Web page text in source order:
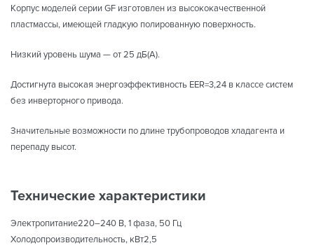
Корпус моделей серии GF изготовлен из высококачественной
пластмассы, имеющей гладкую полированную поверхность.
Низкий уровень шума — от 25 дБ(А).
Достигнута высокая энергоэффективность EER=3,24 в классе систем
без инверторного привода.
Значительные возможности по длине трубопроводов хладагента и
перепаду высот.
Технические характеристики
Электропитание220–240 B, 1 фаза, 50 Гц
Холодопроизводительность, кВт2,5